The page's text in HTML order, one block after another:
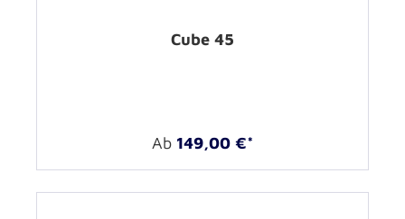
Cube 45
Ab 149,00 €*